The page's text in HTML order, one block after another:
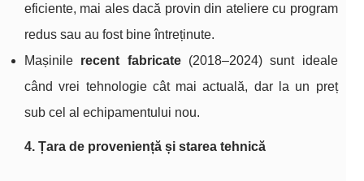
eficiente, mai ales dacă provin din ateliere cu program
redus sau au fost bine întreținute.
Mașinile recent fabricate(2018–2024) sunt ideale
când vrei tehnologie cât mai actuală, dar la un preț
sub cel al echipamentului nou.
4. Țara de proveniență și starea tehnică